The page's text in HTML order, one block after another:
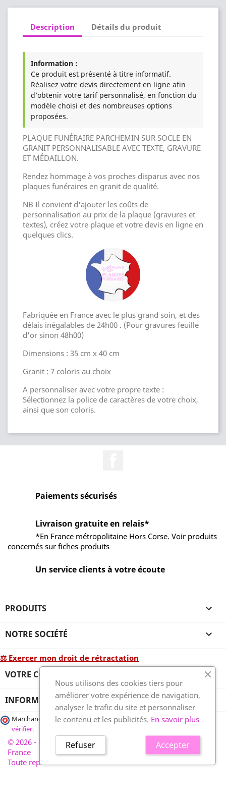
Description Détails du produit
Information :
Ce produit est présenté à titre informatif.
Réalisez votre devis directement en ligne afin
d’obtenir votre tarif personnalisé, en fonction du
modèle choisi et des nombreuses options
proposées.
PLAQUE FUNÉRAIRE PARCHEMIN SUR SOCLE EN
GRANIT PERSONNALISABLE AVEC TEXTE, GRAVURE
ET MÉDAILLON.
Rendez hommage à vos proches disparus avec nos
plaques funéraires en granit de qualité.
NB Il convient d'ajouter les coûts de
personnalisation au prix de la plaque (gravures et
textes), créez votre plaque et votre devis en ligne en
quelques clics.
Fabriquée en France avec le plus grand soin, et des
délais inégalables de 24h00 . (Pour gravures feuille
d'or sinon 48h00)
Dimensions : 35 cm x 40 cm
Granit : 7 coloris au choix
A personnaliser avec votre propre texte :
Sélectionnez la police de caractères de votre choix,
ainsi que son coloris.
Paiements sécurisés
Livraison gratuite en relais*
*En France métropolitaine Hors Corse. Voir produits
concernés sur fiches produits
Un service clients à votre écoute
PRODUITS 
NOTRE SOCIÉTÉ 
⚖ Exercer mon droit de rétractation
VOTRE COMPTE 
INFORMATIONS
Marchand approuvé par la Société des Avis Garantis,cliquez ici pour
vérifier.
© 2026 - France-plaques-funéraires.fr, développé par Wess
France
Toute reproduction interdite
Nous utilisons des cookies tiers pour
améliorer votre expérience de navigation,
analyser le trafic du site et personnaliser
le contenu et les publicités. En savoir plus
Accepter
Refuser